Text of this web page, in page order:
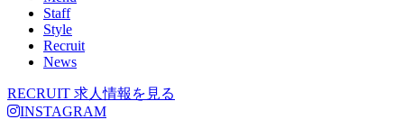
Staff
Style
Recruit
News
RECRUIT 求人情報を見る
INSTAGRAM